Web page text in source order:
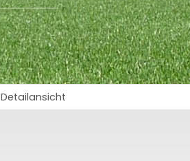
Detailansicht